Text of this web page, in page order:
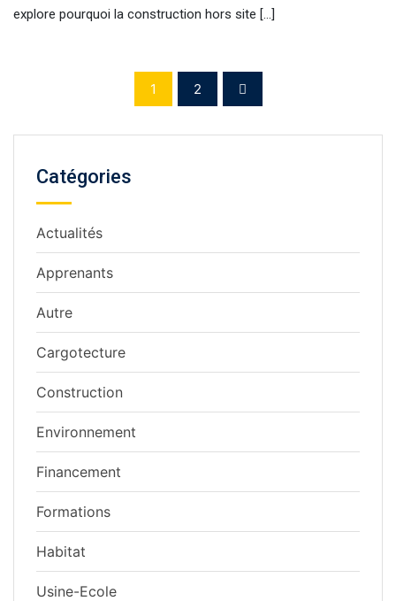
explore pourquoi la construction hors site […]
1 2
Catégories
Actualités
Apprenants
Autre
Cargotecture
Construction
Environnement
Financement
Formations
Habitat
Usine-Ecole